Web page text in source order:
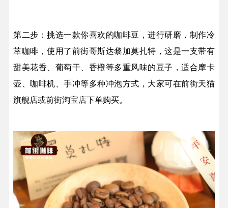
第二步：挑选一款你喜欢的咖啡豆，进行研磨，制作冷
萃咖啡，使用了前街哥斯达黎加莫扎特，这是一支带有
甜美花香、葡萄干、香橙等多重风味的豆子，适合摩卡
壶、咖啡机、手冲等多种冲泡方式，大家可在前街天猫
旗舰店或前街淘宝店下单购买。